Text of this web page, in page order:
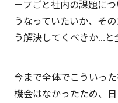
ープごと社内の課題に
うなっていたいか、そ
う解決してくべきか…と
今まで全体でこういっ
機会はなかったため、